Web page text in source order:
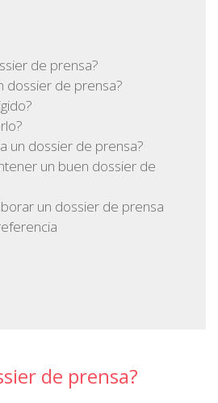
de prensa?
dossier de prensa?
un dossier de prensa?
un buen dossier de
un dossier de prensa
de prensa?